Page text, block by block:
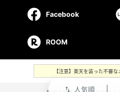
swap_vert 人気順
Facebook
ROOM
【注意】楽天を装った不審